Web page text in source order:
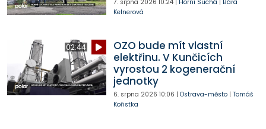
7. srpna 2026 10:24| Horní Suchá
Bára
Kelnerová
02:44
OZO bude mít vlastní
elektřinu. V Kunčicích
vyrostou 2 kogenerační
jednotky
6. srpna 2026 10:06 | Ostrava-město| Tomáš
Kořistka